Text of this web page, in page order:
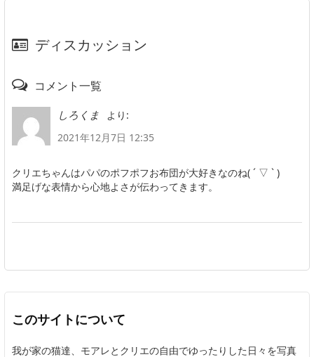
ディスカッション
コメント一覧
しろくま
より:
2021年12月7日 12:35
クリエちゃんはパパのポフポフお布団が大好きなのね( ´ ▽ ` )
満足げな表情から心地よさが伝わってきます。
このサイトについて
我が家の猫達、モアレとクリエの自由でゆったりした日々を写真